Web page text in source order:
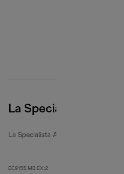
La Specialista Arte,
La Specialista Arte
EC9155.MB EX:2